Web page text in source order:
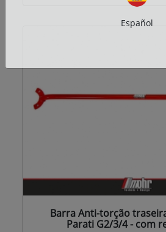
Barra Anti-torção
Parati G2/3/4 - com
Español